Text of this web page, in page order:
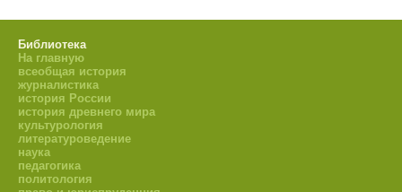
Библиотека
На главную
всеобщая история
журналистика
история России
история древнего мира
культурология
литературоведение
наука
педагогика
политология